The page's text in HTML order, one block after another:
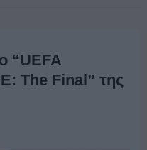
“UEFA
The Final” της